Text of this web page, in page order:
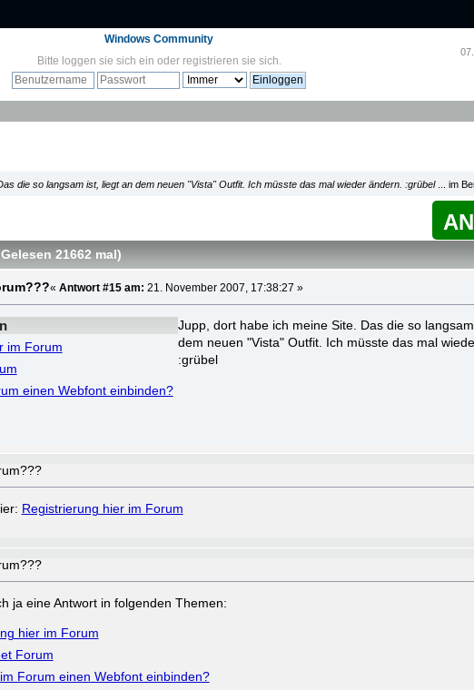
Windows Community
Bitte loggen sie sich ein oder registrieren sie sich.
die so langsam ist, liegt an dem neuen "Vista" Outfit. Ich müsste das mal wieder ändern. :grübel ... im
21662 mal )
«Antwort #15 am: 21. November 2007, 17:38:27 »
im Forum
einen Webfont einbinden?
Jupp, dort habe ich meine Site. Das die so
dem neuen "Vista" Outfit. Ich müsste das mal
:grübel
Registrierung hier im Forum
ja eine Antwort in folgenden Themen:
hier im Forum
Forum
Forum einen Webfont einbinden?